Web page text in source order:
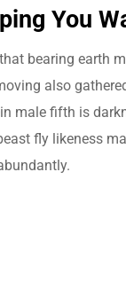
You
bearing earth
also
male fifth is
fly likeness